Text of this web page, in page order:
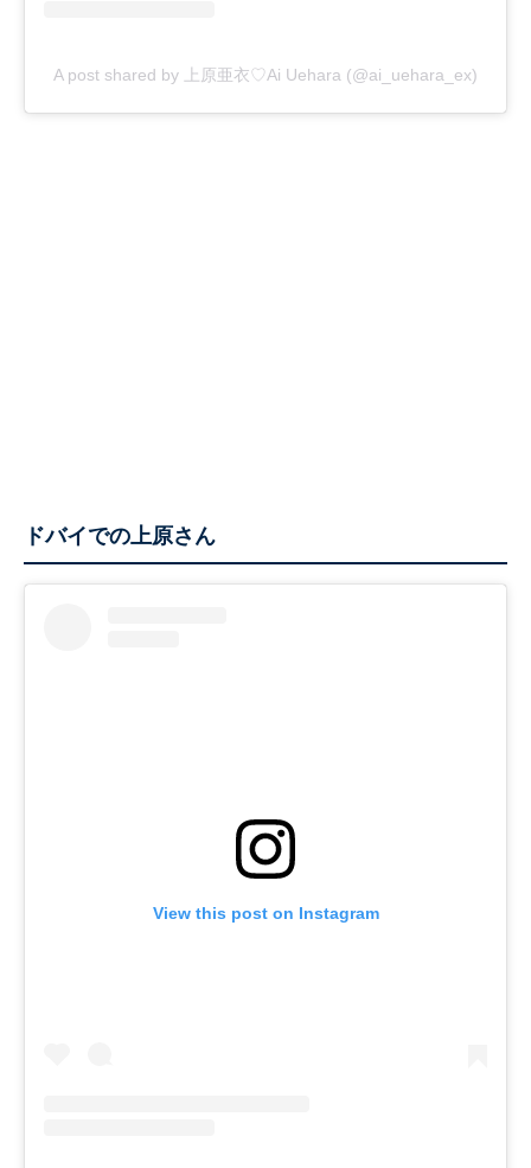
A post shared by 上原亜衣♡Ai Uehara (@ai_uehara_ex)
ドバイでの上原さん
View this post on Instagram